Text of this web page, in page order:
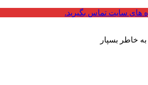
های سایت تماس بگیرید.
به خاطر بسپار